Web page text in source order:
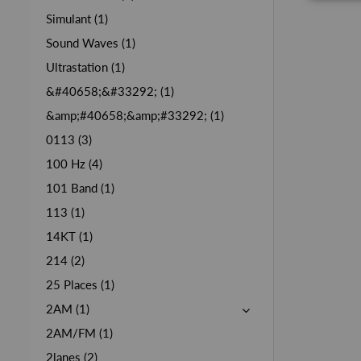
Simulant (1)
Sound Waves (1)
Ultrastation (1)
&#40658;&#33292; (1)
&amp;#40658;&amp;#33292; (1)
0113 (3)
100 Hz (4)
101 Band (1)
113 (1)
14KT (1)
214 (2)
25 Places (1)
2AM (1)
2AM/FM (1)
2lanes (2)